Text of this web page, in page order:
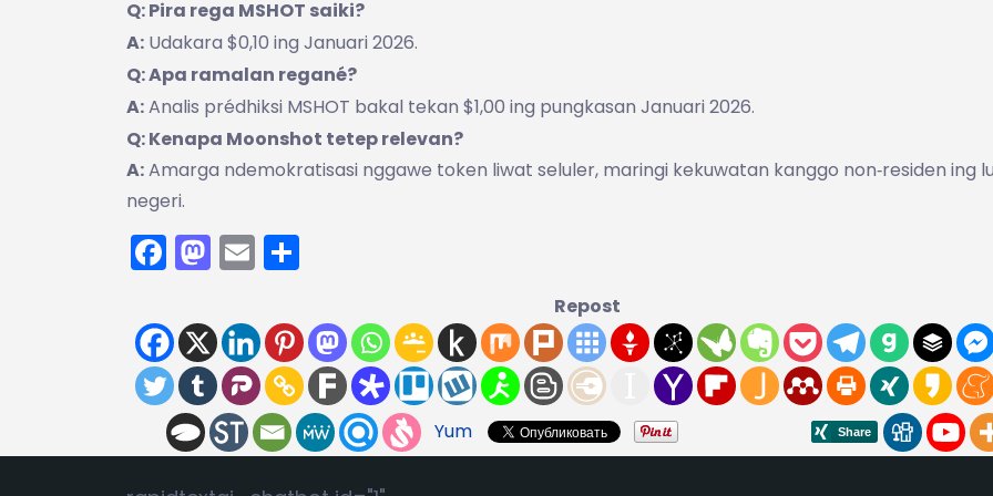
Q: Pira rega MSHOT saiki?
A: Udakara $0,10 ing Januari 2026.
Q: Apa ramalan regané?
A:Analis prédhiksi MSHOT bakal tekan $1,00 ing pungkasan Januari 2026.
Q: Kenapa Moonshot tetep relevan?
A:Amarga ndemokratisasi nggawe token liwat seluler, maringi kekuwatan kanggo non‑residen ing
negeri.
Facebook
Mastodon
Email
Repost
Yum